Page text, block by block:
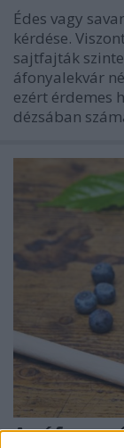
Édes vagy
kérdése.
sajtfajták
áfonyalekvár
ezért érdemes
dézsában
Az áfonya